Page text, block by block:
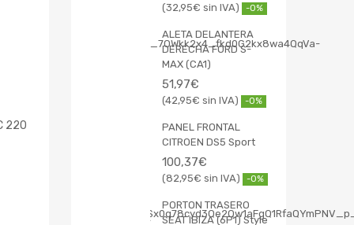
220
32,95€ -0%
ALETA DELANTERA
DERECHA FORD S-
MAX (CA1)
51,97€
42,95€ -0%
PANEL FRONTAL
CITROEN DS5 Sport
100,37€
82,95€ -0%
PORTON TRASERO
SEAT IBIZA (6P1) Style